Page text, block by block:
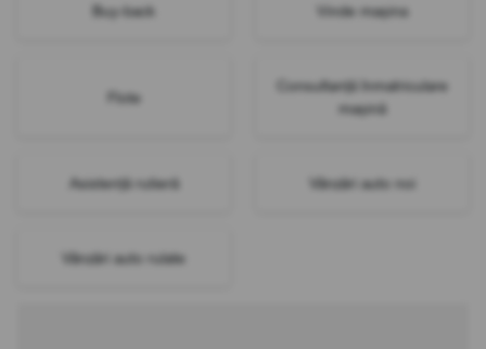
Buy-back Vinde mașina
Flote
Consultanță înmatriculare
mașină
Asistență rutieră Vânzări auto noi
Vânzări auto rulate